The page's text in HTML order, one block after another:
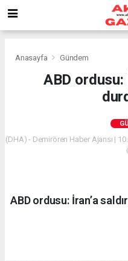
Anasayfa Gündem
ABD ordusu:
(DHA) - Demirören Haber Ajansı |
ABD ordusu: İran’a